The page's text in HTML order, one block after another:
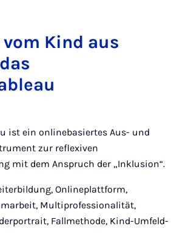
Kind aus
ist ein onlinebasiertes Aus- und
zur reflexiven
mit dem Anspruch der „Inklusion“.
Onlineplattform,
Multiprofessionalität,
Fallmethode, Kind-Umfeld-